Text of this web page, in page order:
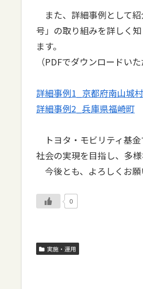
また、詳細事例として
号」の取り組みを詳しく
ます。
（PDFでダウンロードいた
詳細事例1_京都府南山城村
詳細事例2_兵庫県福崎町
トヨタ・モビリティ基
社会の実現を目指し、多様
今後とも、よろしくお願
0
実施・運用